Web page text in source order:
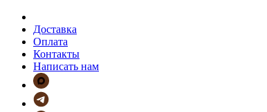
Доставка
Оплата
Контакты
Написать нам